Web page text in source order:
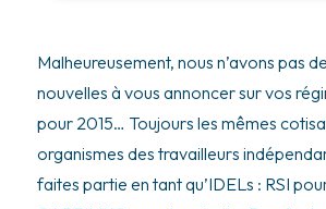
Malheureusement, nous n’avons pas
nouvelles à vous annoncer sur vos
pour 2015… Toujours les mêmes
organismes des travailleurs
faites partie en tant qu’IDELs : RSI